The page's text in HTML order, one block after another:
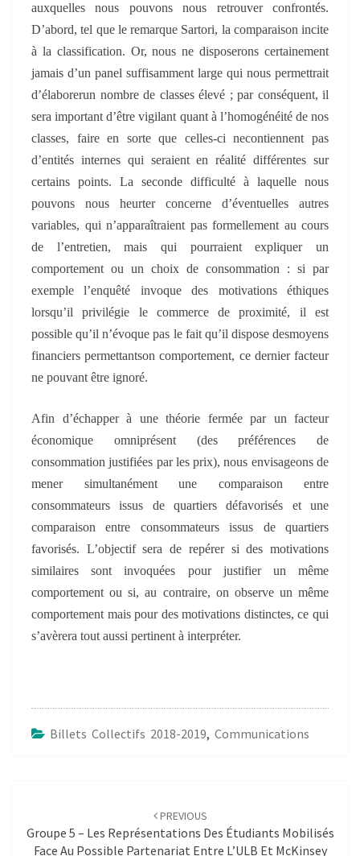
auxquelles nous pouvons nous retrouver confrontés.
D’abord, tel que le remarque Sartori, la comparaison incite
à la classification. Or, nous ne disposerons certainement
jamais d’un panel suffisamment large qui nous permettrait
d’élaborerun nombre de classes élevé ; par conséquent, il
sera important d’être vigilant quant à l’homogénéité de nos
classes, faire en sorte que celles-ci necontiennent pas
d’entités internes qui seraient en réalité différentes sur
certains points. La seconde difficulté à laquelle nous
pouvons nous heurter concerne d’éventuelles autres
variables, qui n’apparaîtraient pas formellement au cours
de l’entretien, mais qui pourraient expliquer un
comportement ou un choix de consommation : si par
exemple l’enquêté invoque des motivations éthiques
lorsqu’il privilégie le commerce de proximité, il est
possible qu’iln’évoque pas le fait qu’il dispose desmoyens
financierspermettantson comportement, ce dernier facteur
ne pouvant être ignoré.
Afin d’échapper à une théorie fermée par un facteur
économique omniprésent (des préférences de
consommation justifiées par les prix), nous envisageons de
mener simultanément une comparaison entre
consommateurs issus de quartiers défavorisés et une
comparaison entre consommateurs issus de quartiers
favorisés. L’objectif sera de repérer si des motivations
similaires sont invoquées pour justifier un même
comportement ou si, au contraire, on observe un même
comportement mais pour des motivations distinctes, ce qui
s’avèrera tout aussi pertinent à interpréter.
Billets Collectifs 2018-2019, Communications
PREVIOUS
Groupe 5 – Les Représentations Des Étudiants Mobilisés
Face Au Possible Partenariat Entre L’ULB Et McKinsey